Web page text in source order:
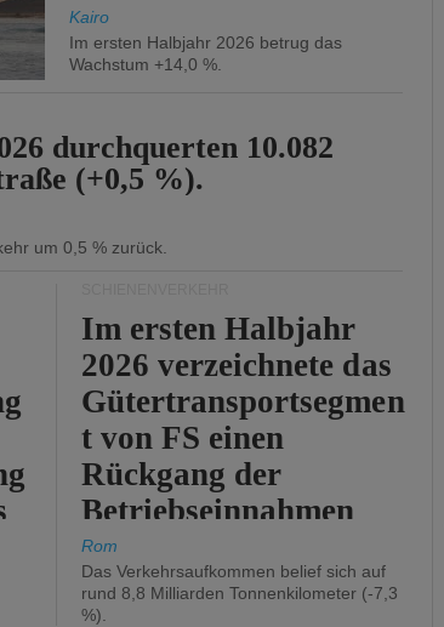
Kairo
Im ersten Halbjahr 2026 betrug das
Wachstum +14,0 %.
durchquerten 10.082
(+0,5 %).
um 0,5 % zurück.
Im ersten Halbjahr
2026 verzeichnete das
Gütertransportsegmen
t von FS einen
Rückgang der
Betriebseinnahmen
um 2,7 %.
Rom
Das Verkehrsaufkommen belief sich auf
rund 8,8 Milliarden Tonnenkilometer (-7,3
%).